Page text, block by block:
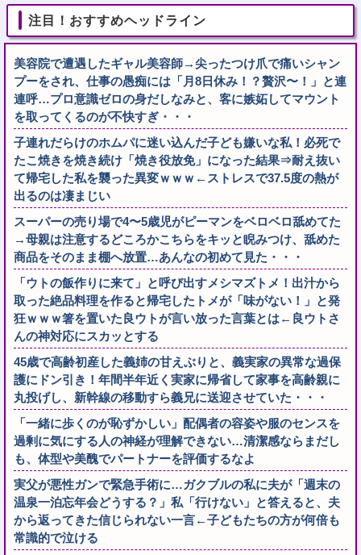
注目！おすすめヘッドライン
美容院で遭遇したギャル美容師→尖ったつけ爪で痛いシャン
プーをされ、仕事の愚痴には「月8日休み！？贅沢〜！」と連
連呼…プロ意識ゼロの身だしなみと、客に嫉妬してマウント
を取ってくるのが不快すぎ・・・
子連れだらけのホムパに迷い込んだ子ども嫌いな私！必死で
たこ焼きを焼き続け「焼き役放免」になった結果⇒耐え抜い
て帰宅した私を襲った異変ｗｗｗ←ストレスで37.5度の熱が
出るのは凄まじい
スーパーの売り場で4〜5歳児がピーマンをベロベロ舐めてた
→母親は注意するどころかこちらをキッと睨みつけ、舐めた
商品をそのまま棚へ放置…あんなの初めて見た・・・
「ウトの飯作りに来て」と呼び出すメシマズトメ！出汁から
取った絶品料理を作ると帰宅したトメが「味がない！」と発
狂ｗｗｗ箸を置いた良ウトが言い放った言葉とは←良ウトさ
んの神対応にスカッとする
45歳で高齢初産した義姉の甘えぶりと、義実家の異常な過保
護にドン引き！年間半年近く実家に帰省して家事を高齢親に
丸投げし、新幹線の移動すら義兄に送迎させていた・・・
「一緒に歩くのが恥ずかしい」配偶者の容姿や服のセンスを
過剰に気にする人の神経が理解できない…清潔感ならまだし
も、体型や美醜でパートナーを評価するなよ
実父が悪性ガンで緊急手術に…ガクブルの私に夫が「週末の
温泉一泊忘年会どうする？」私「行けない」と答えると、夫
から返ってきた信じられない一言←子どもたちの方が何倍も
常識的で泣ける